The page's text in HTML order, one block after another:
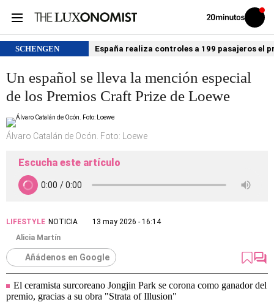
Volver
Iniciar
sesión
SCHENGEN España realiza controles a 199 pasajeros el
Un español se lleva la mención especial
de los Premios Craft Prize de Loewe
Álvaro Catalán de Ocón. Foto: Loewe
Escucha este artículo
LIFESTYLE NOTICIA
13 may 2026 - 16:14
Alicia Martín
Añádenos en Google
El ceramista surcoreano Jongjin Park se corona como ganador del
premio, gracias a su obra "Strata of Illusion"